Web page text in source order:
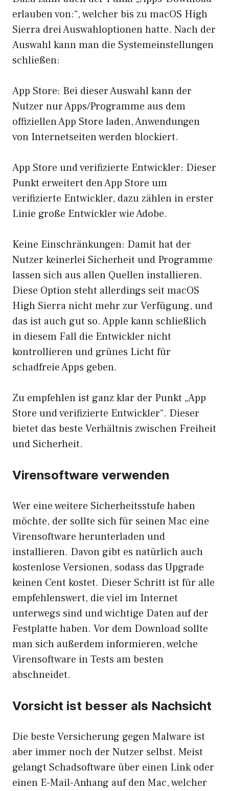
erlauben von:“, welcher bis zu macOS High
Sierra drei Auswahloptionen hatte. Nach der
Auswahl kann man die Systemeinstellungen
schließen:
App Store: Bei dieser Auswahl kann der
Nutzer nur Apps/Programme aus dem
offiziellen App Store laden, Anwendungen
von Internetseiten werden blockiert.
App Store und verifizierte Entwickler: Dieser
Punkt erweitert den App Store um
verifizierte Entwickler, dazu zählen in erster
Linie große Entwickler wie Adobe.
Keine Einschränkungen: Damit hat der
Nutzer keinerlei Sicherheit und Programme
lassen sich aus allen Quellen installieren.
Diese Option steht allerdings seit macOS
High Sierra nicht mehr zur Verfügung, und
das ist auch gut so. Apple kann schließlich
in diesem Fall die Entwickler nicht
kontrollieren und grünes Licht für
schadfreie Apps geben.
Zu empfehlen ist ganz klar der Punkt „App
Store und verifizierte Entwickler“. Dieser
bietet das beste Verhältnis zwischen Freiheit
und Sicherheit.
Virensoftware verwenden
Wer eine weitere Sicherheitsstufe haben
möchte, der sollte sich für seinen Mac eine
Virensoftware herunterladen und
installieren. Davon gibt es natürlich auch
kostenlose Versionen, sodass das Upgrade
keinen Cent kostet. Dieser Schritt ist für alle
empfehlenswert, die viel im Internet
unterwegs sind und wichtige Daten auf der
Festplatte haben. Vor dem Download sollte
man sich außerdem informieren, welche
Virensoftware in Tests am besten
abschneidet.
Vorsicht ist besser als Nachsicht
Die beste Versicherung gegen Malware ist
aber immer noch der Nutzer selbst. Meist
gelangt Schadsoftware über einen Link oder
einen E-Mail-Anhang auf den Mac, welcher